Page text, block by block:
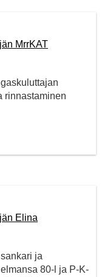
MrrKAT
rinnastaminen
Elina
ja
80-l ja P-K-